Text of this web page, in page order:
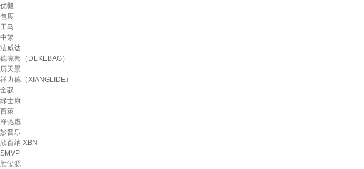
优毅
包度
工马
中繁
洁威达
德克邦（DEKEBAG）
历天景
祥力德（XIANGLIDE）
全驭
绿士康
百策
净驰虑
妙普乐
欣百纳 XBN
SMVP
胜玺源